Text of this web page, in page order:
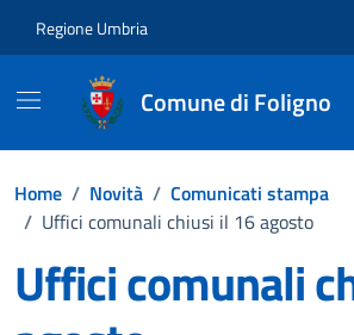
Regione Umbria
Comune di Foligno
Home / Novità / Comunicati stampa
/ Uffici comunali chiusi il 16 agosto
Uffici comunali